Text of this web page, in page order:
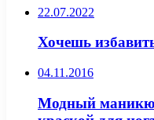
22.07.2022
Хочешь
04.11.2016
Модный